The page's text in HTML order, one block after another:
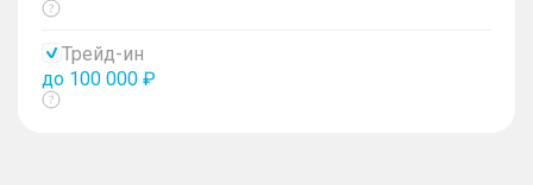
Показать
Трейд-ин
до 100 000 ₽
Показать